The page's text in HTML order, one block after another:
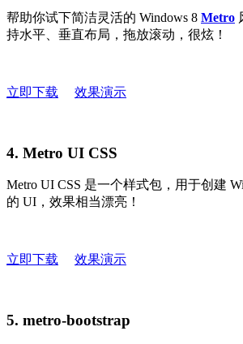
帮助你试下简洁灵活的 Windows 8 Metro
持水平、垂直布局，拖放滚动，很炫！
立即下载 效果演示
4. Metro UI CSS
Metro UI CSS 是一个样式包，用于创建
的 UI，效果相当漂亮！
立即下载 效果演示
5. metro-bootstrap